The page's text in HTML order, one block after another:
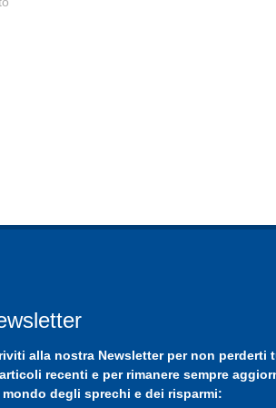
alla nostra Newsletterper non perderti
recenti e per rimanere sempre
degli sprechi e dei risparmi: